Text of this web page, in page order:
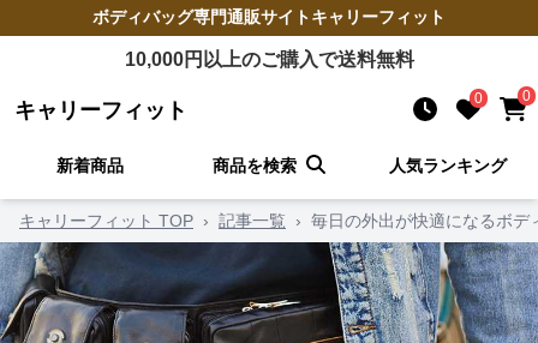
ボディバッグ専門通販サイトキャリーフィット
10,000円以上のご購入で送料無料
キャリーフィット 0 0
新着商品 商品を検索 人気ランキング
キャリーフィット TOP › 記事一覧 › 毎日の外出が快適になるボデ